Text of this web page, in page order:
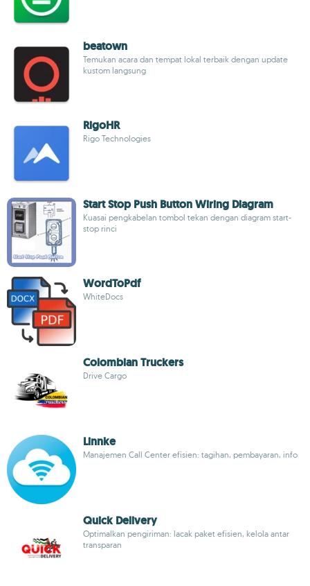
beatown
Temukan acara dan tempat lokal terbaik dengan update
kustom langsung
RigoHR
Rigo Technologies
Start Stop Push Button Wiring Diagram
Kuasai pengkabelan tombol tekan dengan diagram start-
stop rinci
WordToPdf
WhiteDocs
Colombian Truckers
Drive Cargo
Linnke
Manajemen Call Center efisien: tagihan, pembayaran, info
Quick Delivery
Optimalkan pengiriman: lacak paket efisien, kelola antar
transparan